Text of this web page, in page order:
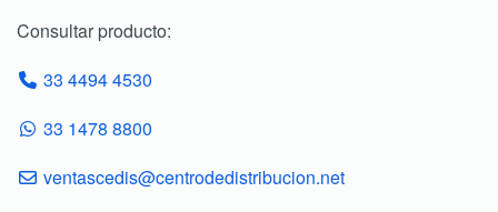
Consultar producto:
33 4494 4530
33 1478 8800
ventascedis@centrodedistribucion.net